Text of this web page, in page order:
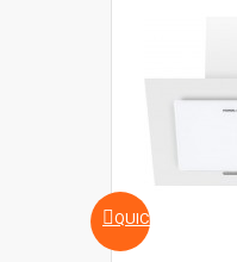
QUICKVIEW